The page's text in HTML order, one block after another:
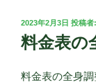
投
稿
日:
2023年2月3日 投稿者:
料金表の
料金表の全身